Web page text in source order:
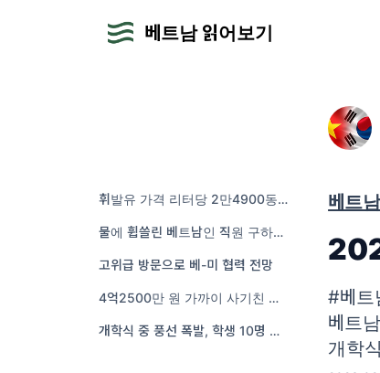
베트남 읽어보기
휘발유 가격 리터당 2만4900동(1245원) 근처까지 올라
물에 휩쓸린 베트남인 직원 구하다 일본인 사장 숨져
고위급 방문으로 베-미 협력 전망
4억2500만 원 가까이 사기친 은행 견습직원 기소
개학식 중 풍선 폭발, 학생 10명 부상
베트
#베트
베트
개학